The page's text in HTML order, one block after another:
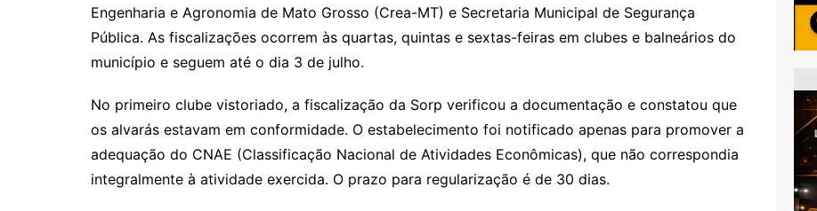
Engenharia e Agronomia de Mato Grosso (Crea-MT) e Secretaria Municipal de Segurança
Pública. As fiscalizações ocorrem às quartas, quintas e sextas-feiras em clubes e balneários do
município e seguem até o dia 3 de julho.
No primeiro clube vistoriado, a fiscalização da Sorp verificou a documentação e constatou que
os alvarás estavam em conformidade. O estabelecimento foi notificado apenas para promover a
adequação do CNAE (Classificação Nacional de Atividades Econômicas), que não correspondia
integralmente à atividade exercida. O prazo para regularização é de 30 dias.